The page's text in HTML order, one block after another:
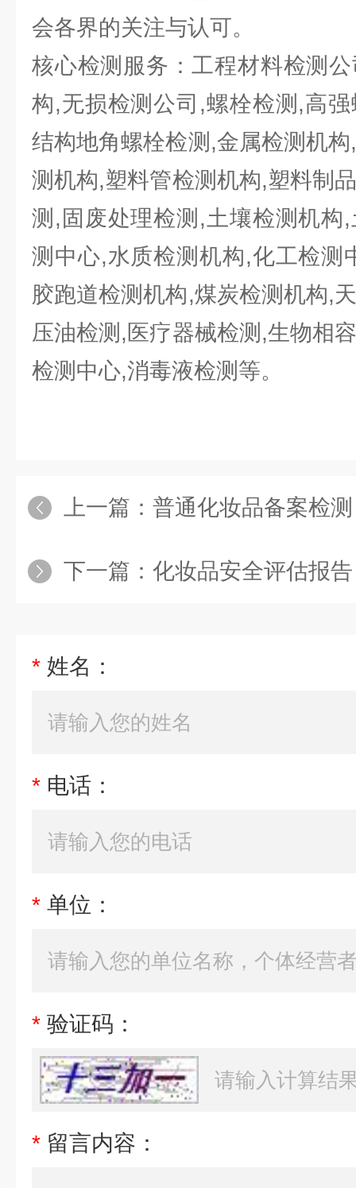
会各界的关注与认可。
核心检测服务：工程材料检测
构,无损检测公司,螺栓检测,高
结构地角螺栓检测,金属检测机
测机构,塑料管检测机构,塑料制
测,固废处理检测,土壤检测机构
测中心,水质检测机构,化工检测
胶跑道检测机构,煤炭检测机构,
压油检测,医疗器械检测,生物相
检测中心,消毒液检测等。
上一篇： 普通化妆品备案检测
下一篇： 化妆品安全评估报告
* 姓名：
* 电话：
* 单位：
* 验证码：
* 留言内容：